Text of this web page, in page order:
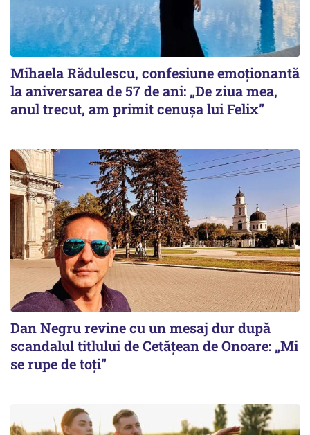
Mihaela Rădulescu, confesiune emoționantă
la aniversarea de 57 de ani: „De ziua mea,
anul trecut, am primit cenușa lui Felix”
Dan Negru revine cu un mesaj dur după
scandalul titlului de Cetățean de Onoare: „Mi
se rupe de toți”